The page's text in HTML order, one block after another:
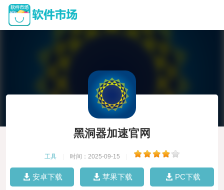
黑洞器加速官网
工具 时间：2025-09-15
安卓下载 苹果下载 PC下载